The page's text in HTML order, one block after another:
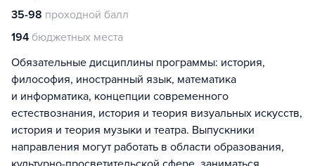
35-98 проходной балл
194 бюджетных места
Обязательные дисциплины программы: история,
философия, иностранный язык, математика
и информатика, концепции современного
естествознания, история и теория визуальных искусств,
история и теория музыки и театра. Выпускники
направления могут работать в области образования,